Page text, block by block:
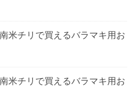
米チリで買えるバラマキ用お
米チリで買えるバラマキ用お